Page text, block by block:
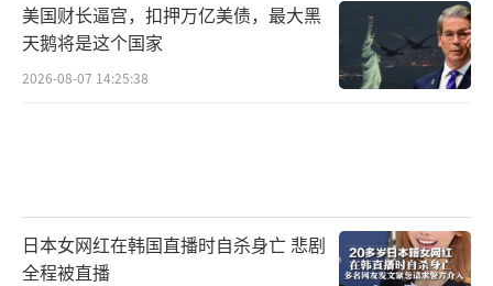
美国财长逼宫，扣押万亿美债，最大黑
天鹅将是这个国家
2026-08-07 14:25:38
日本女网红在韩国直播时自杀身亡 悲剧
全程被直播